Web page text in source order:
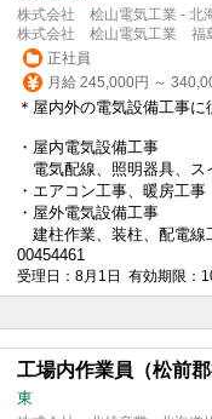
株式会社 桧山電気工業 - 北
株式会社 桧山電気工業 福
正社員
月給 245,000円 ～
＊屋内外の電気設備工事に
・屋内電気設備工事
電気配線、照明器具、ス
・エアコン工事、暖房工事
・屋外電気設備工事
建柱作業、装柱、配電線
00454461
受理日：8月1日 有効期限：
工場内作業員（松前郡
東